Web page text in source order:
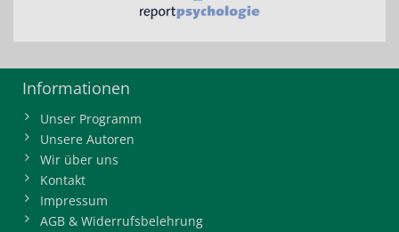
Informationen
Unser Programm
Unsere Autoren
Wir über uns
Kontakt
Impressum
AGB & Widerrufsbelehrung